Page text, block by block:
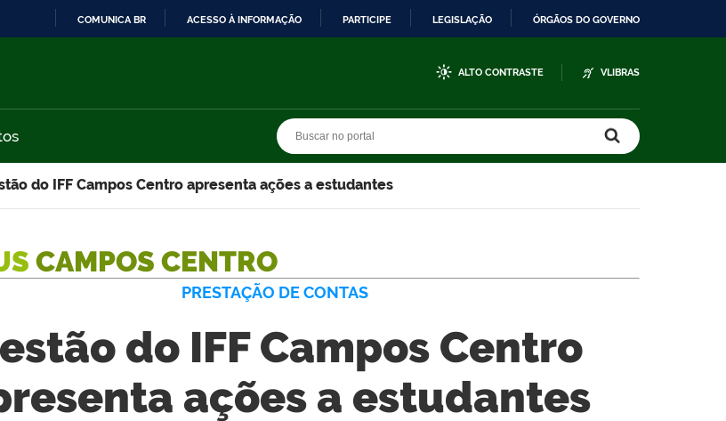
COMUNICA BR ACESSO À INFORMAÇÃO PARTICIPE LEGISLAÇÃO ÓRGÃOS DO GOVERNO
ALTO CONTRASTE VLIBRAS
do IFF Campos Centro apresenta ações a estudantes
CAMPOS CENTRO
PRESTAÇÃO DE CONTAS
do IFF Campos Centro
ações a estudantes